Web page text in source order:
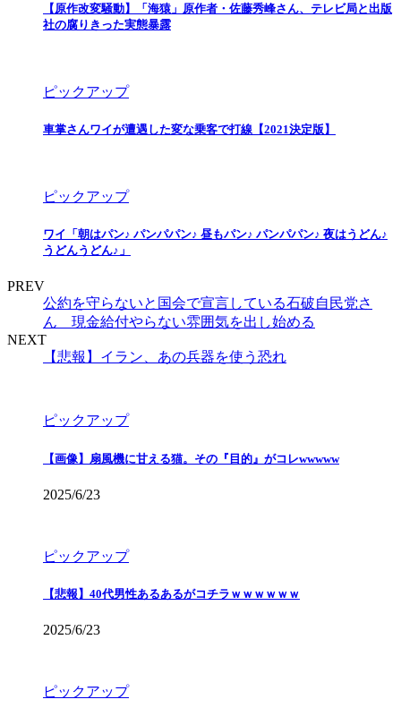
【原作改変騒動】「海猿」原作者・佐藤秀峰さん、テレビ局と出版
社の腐りきった実態暴露
ピックアップ
車掌さんワイが遭遇した変な乗客で打線【2021決定版】
ピックアップ
ワイ「朝はパン♪ パンパパン♪ 昼もパン♪ パンパパン♪ 夜はうどん♪
うどんうどん♪」
PREV
公約を守らないと国会で宣言している石破自民党さ
ん 現金給付やらない雰囲気を出し始める
NEXT
【悲報】イラン、あの兵器を使う恐れ
ピックアップ
【画像】扇風機に甘える猫。その『目的』がコレwwwww
2025/6/23
ピックアップ
【悲報】40代男性あるあるがコチラｗｗｗｗｗｗ
2025/6/23
ピックアップ